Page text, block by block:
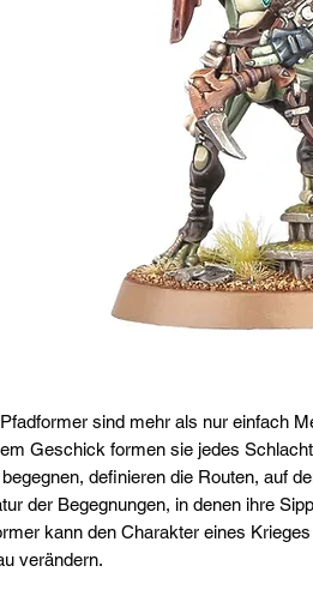
sind mehr als nur einfach
Geschick formen sie jedes
definieren die Routen, auf
der Begegnungen, in denen ihre
kann den Charakter eines
verändern.